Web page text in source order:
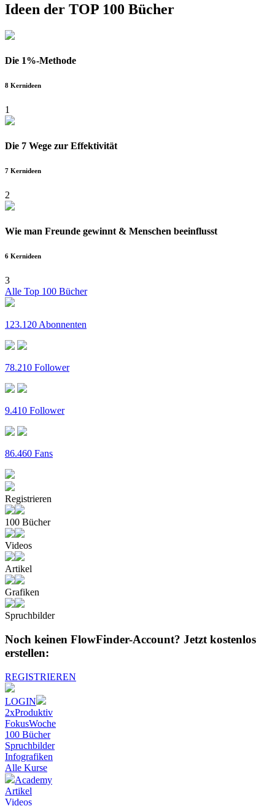
Ideen der TOP 100 Bücher
Die 1%-Methode
8 Kernideen
1
Die 7 Wege zur Effektivität
7 Kernideen
2
Wie man Freunde gewinnt & Menschen beeinflusst
6 Kernideen
3
Alle Top 100 Bücher
123.120 Abonnenten
78.210 Follower
9.410 Follower
86.460 Fans
Registrieren
100 Bücher
Videos
Artikel
Grafiken
Spruchbilder
Noch keinen FlowFinder-Account? Jetzt kostenlos
erstellen:
REGISTRIEREN
LOGIN
2xProduktiv
FokusWoche
100 Bücher
Spruchbilder
Infografiken
Alle Kurse
Academy
Artikel
Videos